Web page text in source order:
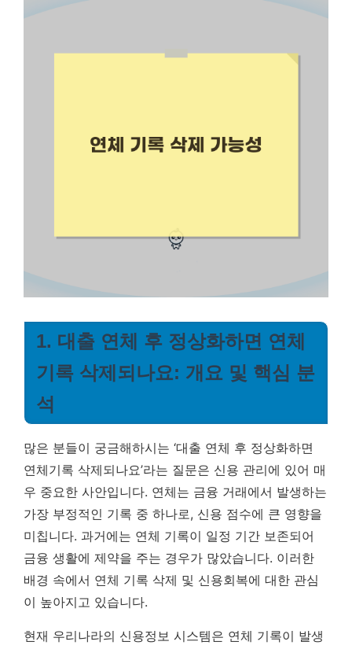
1. 대출 연체 후 정상화하면 연체
기록 삭제되나요: 개요 및 핵심 분
석
많은 분들이 궁금해하시는 ‘대출 연체 후 정상화하면
연체기록 삭제되나요’라는 질문은 신용 관리에 있어 매
우 중요한 사안입니다. 연체는 금융 거래에서 발생하는
가장 부정적인 기록 중 하나로, 신용 점수에 큰 영향을
미칩니다. 과거에는 연체 기록이 일정 기간 보존되어
금융 생활에 제약을 주는 경우가 많았습니다. 이러한
배경 속에서 연체 기록 삭제 및 신용회복에 대한 관심
이 높아지고 있습니다.
현재 우리나라의 신용정보 시스템은 연체 기록이 발생